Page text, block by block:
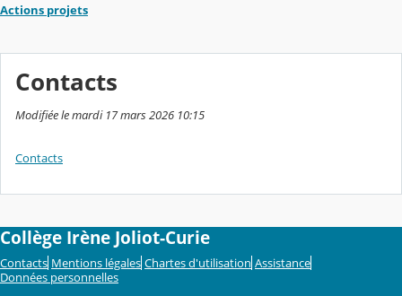
Actions projets
Contacts
Modifiée le mardi 17 mars 2026 10:15
Contacts
Collège Irène Joliot-Curie
Contacts Mentions légales Chartes d'utilisation Assistance
Données personnelles